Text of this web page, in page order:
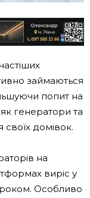
займаються
попит на
як генератори та
своїх домівок.
на
виріс у
роком. Особливо